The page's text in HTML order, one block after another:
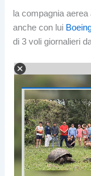
la compagnia
anche con lui
di 3 voli giornalieri